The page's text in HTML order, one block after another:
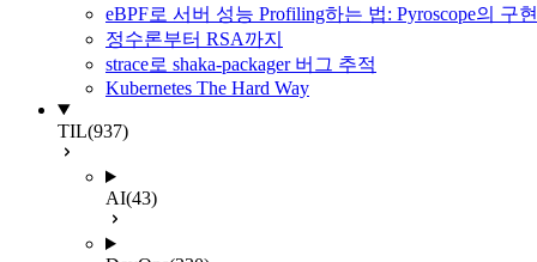
eBPF로 서버 성능 Profiling하는 법: Pyroscope의 구
정수론부터 RSA까지
strace로 shaka-packager 버그 추적
Kubernetes The Hard Way
TIL(937)
AI(43)